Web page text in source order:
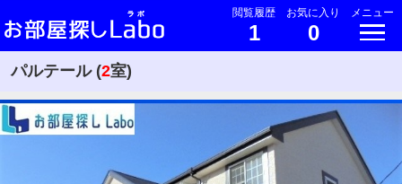
閲覧履歴
1
お気に入り
0
メニュー
パルテール (2室)